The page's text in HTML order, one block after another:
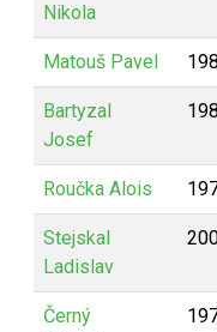
Nikola
Matouš Pavel
Bartyzal
Josef
Roučka Alois
Stejskal
Ladislav
Černý